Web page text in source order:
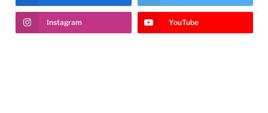
Instagram YouTube